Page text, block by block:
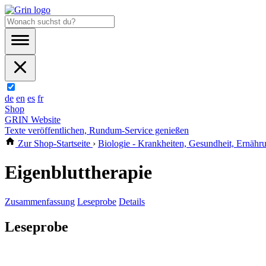
de en es fr
Shop
GRIN Website
Texte veröffentlichen, Rundum-Service genießen
Zur Shop-Startseite › Biologie - Krankheiten, Gesundheit,
Eigenbluttherapie
Zusammenfassung Leseprobe Details
Leseprobe